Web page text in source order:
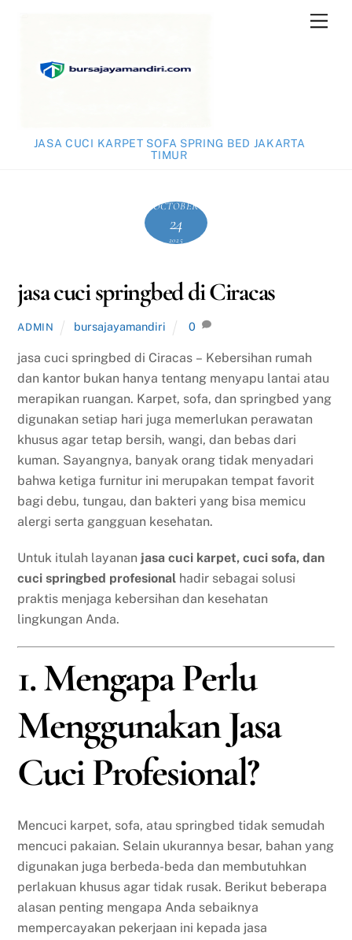
JASA CUCI KARPET SOFA SPRING BED JAKARTA
TIMUR
OCTOBER
24
2025
jasa cuci springbed di Ciracas
ADMIN bursajayamandiri 0
jasa cuci springbed di Ciracas – Kebersihan rumah
dan kantor bukan hanya tentang menyapu lantai atau
merapikan ruangan. Karpet, sofa, dan springbed yang
digunakan setiap hari juga memerlukan perawatan
khusus agar tetap bersih, wangi, dan bebas dari
kuman. Sayangnya, banyak orang tidak menyadari
bahwa ketiga furnitur ini merupakan tempat favorit
bagi debu, tungau, dan bakteri yang bisa memicu
alergi serta gangguan kesehatan.
Untuk itulah layanan jasa cuci karpet, cuci sofa, dan
cuci springbed profesional hadir sebagai solusi
praktis menjaga kebersihan dan kesehatan
lingkungan Anda.
1. Mengapa Perlu
Menggunakan Jasa
Cuci Profesional?
Mencuci karpet, sofa, atau springbed tidak semudah
mencuci pakaian. Selain ukurannya besar, bahan yang
digunakan juga berbeda-beda dan membutuhkan
perlakuan khusus agar tidak rusak. Berikut beberapa
alasan penting mengapa Anda sebaiknya
mempercayakan pekerjaan ini kepada jasa